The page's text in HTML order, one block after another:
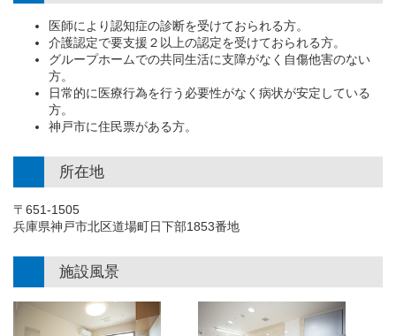
医師により認知症の診断を受けておられる方。
介護認定で要支援２以上の認定を受けておられる方。
グループホームでの共同生活に支障がなく自傷他害のない
方。
日常的に医療行為を行う必要性がなく病状が安定している
方。
神戸市に住民票がある方。
所在地
〒651-1505
兵庫県神戸市北区道場町日下部1853番地
施設風景